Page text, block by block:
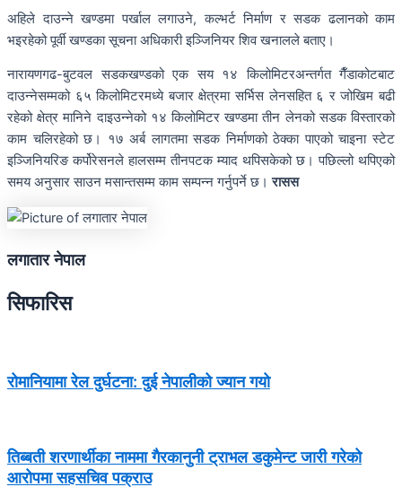
अहिले दाउन्ने खण्डमा पर्खाल लगाउने, कल्भर्ट निर्माण र सडक ढलानको काम
भइरहेको पूर्वी खण्डका सूचना अधिकारी इञ्जिनियर शिव खनालले बताए।
नारायणगढ-बुटवल सडकखण्डको एक सय १४ किलोमिटरअन्तर्गत गैँडाकोटबाट
दाउन्नेसम्मको ६५ किलोमिटरमध्ये बजार क्षेत्रमा सर्भिस लेनसहित ६ र जोखिम बढी
रहेको क्षेत्र मानिने दाइउन्नेको १४ किलोमिटर खण्डमा तीन लेनको सडक विस्तारको
काम चलिरहेको छ। १७ अर्ब लागतमा सडक निर्माणको ठेक्का पाएको चाइना स्टेट
इञ्जिनियरिङ कर्पोरेसनले हालसम्म तीनपटक म्याद थपिसकेको छ। पछिल्लो थपिएको
समय अनुसार साउन मसान्तसम्म काम सम्पन्न गर्नुपर्ने छ।रासस
लगातार नेपाल
सिफारिस
रोमानियामा रेल दुर्घटना: दुई नेपालीको ज्यान गयो
तिब्बती शरणार्थीका नाममा गैरकानुनी ट्राभल डकुमेन्ट जारी गरेको
आरोपमा सहसचिव पक्राउ